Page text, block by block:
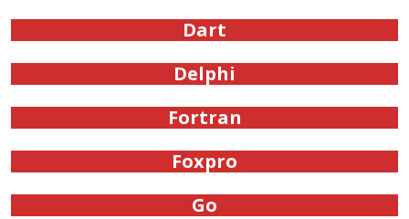
Dart
Delphi
Fortran
Foxpro
Go